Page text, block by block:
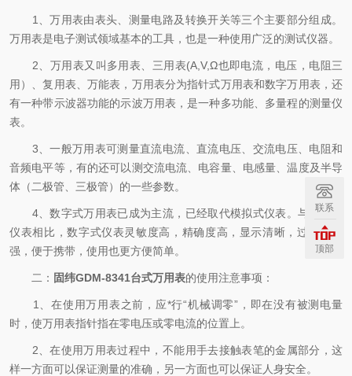
1、万用表由表头、测量电路及转换开关等三个主要部分组成。
万用表是电子测试领域基本的工具，也是一种使用广泛的测试仪器。
2、万用表又叫多用表、三用表(A,V,Ω也即电流，电压，电阻三
用）、复用表、万能表，万用表分为指针式万用表和数字万用表，还
有一种带示波器功能的示波万用表，是一种多功能、多量程的测量仪
表。
3、一般万用表可测量直流电流、直流电压、交流电压、电阻和
音频电平等，有的还可以测交流电流、电容量、电感量、温度及半导
体（二极管、三极管）的一些参数。
4、数字式万用表已成为主流，已经取代模拟式仪表。与模拟式
仪表相比，数字式仪表灵敏度高，精确度高，显示清晰，过载能力
强，便于携带，使用也更方便简单。
二： 固纬GDM-8341台式万用表的使用注意事项：
1、在使用万用表之前，应*行“机械调零”，即在没有被测电量
时，使万用表指针指在零电压或零电流的位置上。
2、在使用万用表过程中，不能用手去接触表笔的金属部分，这
样一方面可以保证测量的准确，另一方面也可以保证人身安全。
联系
顶部